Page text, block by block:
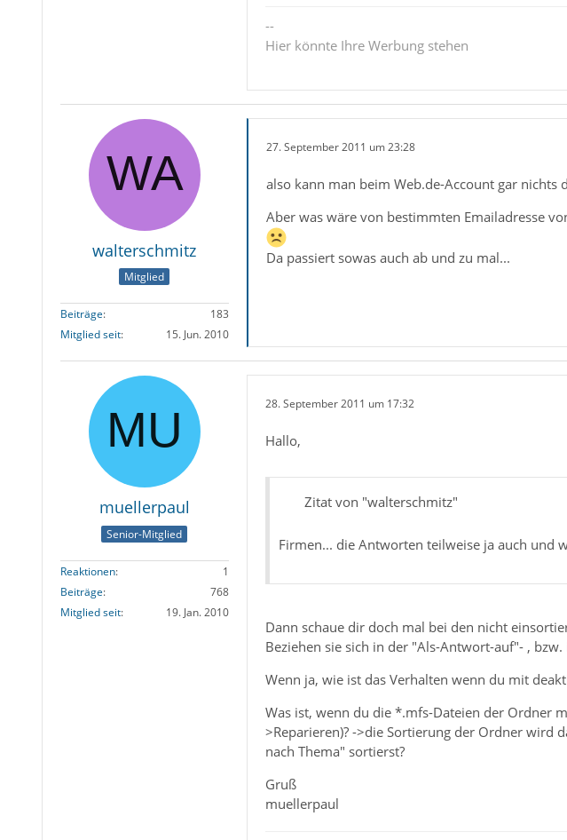
--
Hier könnte Ihre Werbung stehen
walterschmitz
Mitglied
Beiträge
183
Mitglied seit
15. Jun. 2010
27. September 2011 um 23:28
also kann man beim Web.de-Account gar nichts
Aber was wäre von bestimmten Emailadresse
Da passiert sowas auch ab und zu mal...
muellerpaul
Senior-Mitglied
Reaktionen
1
Beiträge
768
Mitglied seit
19. Jan. 2010
28. September 2011 um 17:32
Hallo,
Zitat von "walterschmitz"
Firmen... die Antworten teilweise ja auch und
Dann schaue dir doch mal bei den nicht
Beziehen sie sich in der "Als-Antwort-auf"- ,
Wenn ja, wie ist das Verhalten wenn du mit
Was ist, wenn du die *.mfs-Dateien der Ordner
>Reparieren)? ->die Sortierung der Ordner wird
nach Thema" sortierst?
Gruß
muellerpaul